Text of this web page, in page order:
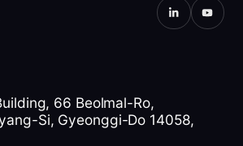
66 Beolmal-Ro,
Si, Gyeonggi-Do 14058,